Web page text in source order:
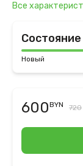
Все
Состояние
Новый
600BYN 720